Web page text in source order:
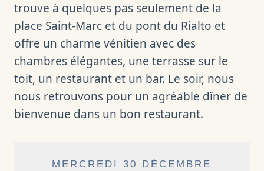
trouve à quelques pas seulement de la
place Saint-Marc et du pont du Rialto et
offre un charme vénitien avec des
chambres élégantes, une terrasse sur le
toit, un restaurant et un bar. Le soir, nous
nous retrouvons pour un agréable dîner de
bienvenue dans un bon restaurant.
MERCREDI 30 DÉCEMBRE